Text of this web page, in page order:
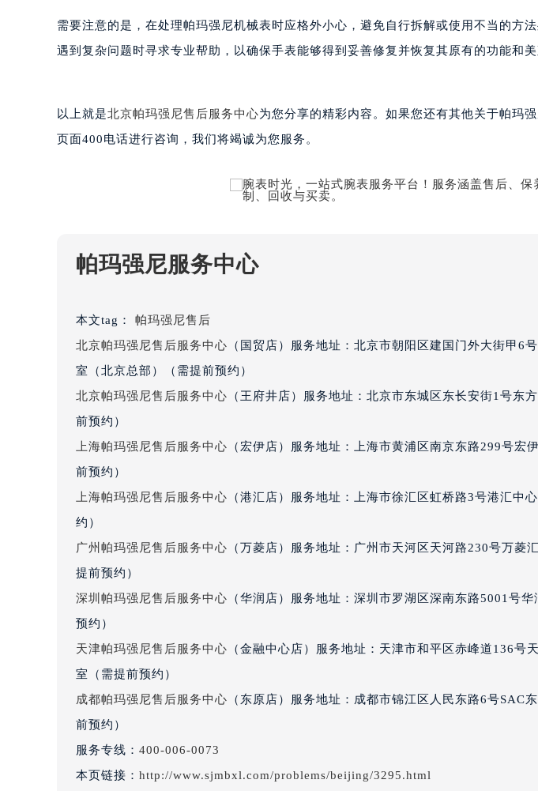
海口市龙华区金贸东路5号海口华润大厦B座17层1707室（需提前预约
唐山市路南区新华东道100号万达广场写字楼A座10层1002室（需提前
甘肃省兰州市七里河区西津西路16号兰州中心写字楼21层2102室（需
重庆市解放碑渝中区民权路28号英利国际金融中心写字楼20层01室（
黑龙江省鹤岗市向阳区红军路帕玛强尼售后服务中心（需提前预约）
黑龙江省黑河市爱辉区中央街帕玛强尼售后服务中心（需提前预约）
黑龙江省牡丹江市东安区太平路帕玛强尼售后服务中心（需提前预约）
黑龙江省齐齐哈尔市龙沙区龙华路帕玛强尼售后服务中心（需提前预约
黑龙江省绥化市北林区新华街与康庄路交叉口帕玛强尼售后服务中心（
黑龙江省伊春市伊美区通河路帕玛强尼售后服务中心（需提前预约）
吉林省白城市洮北区明仁南街帕玛强尼售后服务中心（需提前预约）
吉林省吉林市船营区河南街帕玛强尼售后服务中心（需提前预约）
吉林省梅河口市新华街道梅河大街帕玛强尼售后服务中心（需提前预
吉林省通化市东昌区环通乡江南大街帕玛强尼售后服务中心（需提前
辽宁省鞍山市铁东区站前街帕玛强尼售后服务中心（需提前预约）
辽宁省朝阳市双塔区新华路帕玛强尼售后服务中心（需提前预约）
辽宁省丹东市振兴区七经街帕玛强尼售后服务中心（需提前预约）
辽宁省阜新市海州区解放大街帕玛强尼售后服务中心（需提前预约）
辽宁省锦州市古塔区中央大街帕玛强尼售后服务中心（需提前预约）
辽宁省辽阳市白塔区新运大街帕玛强尼售后服务中心（需提前预约）
需要注意的是，在处理帕玛强尼机械表时应格外小心，避免自行拆解或使用不当的方
遇到复杂问题时寻求专业帮助，以确保手表能够得到妥善修复并恢复其原有的功能和美
以上就是北京帕玛强尼售后服务中心为您分享的精彩内容。如果您还有其他关于帕玛
页面400电话进行咨询，我们将竭诚为您服务。
帕玛强尼服务中心
本文tag： 帕玛强尼售后
北京帕玛强尼售后服务中心 （国贸店）服务地址：北京市朝阳区建国门外大街甲6
室（北京总部）（需提前预约）
北京帕玛强尼售后服务中心 （王府井店）服务地址：北京市东城区东长安街1号东
前预约）
上海帕玛强尼售后服务中心 （宏伊店）服务地址：上海市黄浦区南京东路299号宏
前预约）
上海帕玛强尼售后服务中心 （港汇店）服务地址：上海市徐汇区虹桥路3号港汇中
约）
广州帕玛强尼售后服务中心 （万菱店）服务地址：广州市天河区天河路230号万菱
提前预约）
深圳帕玛强尼售后服务中心 （华润店）服务地址：深圳市罗湖区深南东路5001号
预约）
天津帕玛强尼售后服务中心 （金融中心店）服务地址：天津市和平区赤峰道136号
室（需提前预约）
成都帕玛强尼售后服务中心 （东原店）服务地址：成都市锦江区人民东路6号SAC
前预约）
服务专线： 400-006-0073
本页链接： http://www.sjmbxl.com/problems/beijing/3295.html